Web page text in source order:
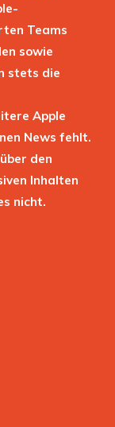
Teams
sowie
stets die
Apple
News fehlt.
den
Inhalten
nicht.